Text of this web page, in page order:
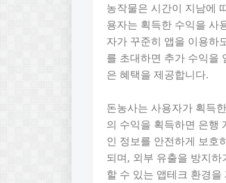
농작물은 시간이 지남에
용자는 획득한 수익을 사
자가 꾸준히 앱을 이용하
를 초대하면 추가 수익을
은 혜택을 제공합니다.
돈농사는 사용자가 획득
의 수익을 획득하면 은행
인 정보를 안전하게 보호
되며, 외부 유출을 방지
할 수 있는 앱테크 환경